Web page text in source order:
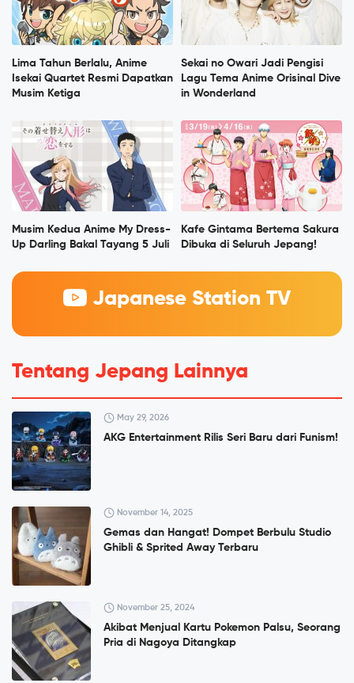
Lima Tahun Berlalu, Anime
Isekai Quartet Resmi Dapatkan
Musim Ketiga
Sekai no Owari Jadi Pengisi
Lagu Tema Anime Orisinal Dive
in Wonderland
Musim Kedua Anime My Dress-
Up Darling Bakal Tayang 5 Juli
Kafe Gintama Bertema Sakura
Dibuka di Seluruh Jepang!
Japanese Station TV
Tentang Jepang Lainnya
May 29, 2026
AKG Entertainment Rilis Seri Baru dari Funism!
November 14, 2025
Gemas dan Hangat! Dompet Berbulu Studio
Ghibli & Sprited Away Terbaru
November 25, 2024
Akibat Menjual Kartu Pokemon Palsu, Seorang
Pria di Nagoya Ditangkap